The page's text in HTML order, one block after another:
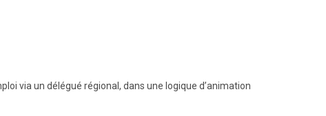
via un délégué régional, dans une logique d’animation